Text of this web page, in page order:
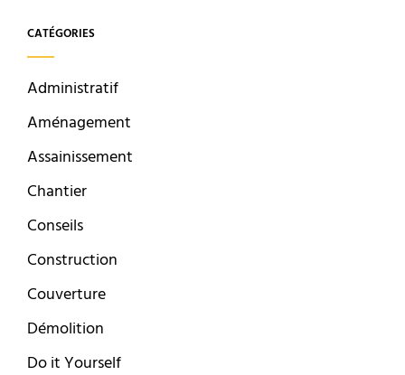
CATÉGORIES
Administratif
Aménagement
Assainissement
Chantier
Conseils
Construction
Couverture
Démolition
Do it Yourself